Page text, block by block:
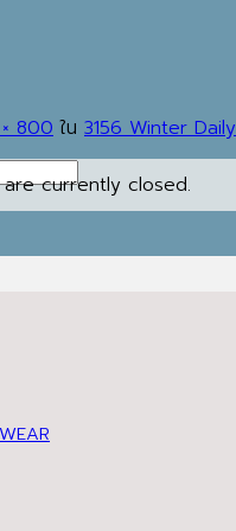
800 ใน 3156 Winter
currently closed.